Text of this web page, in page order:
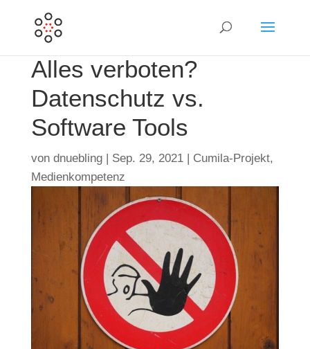
Alles verboten?
Datenschutz vs.
Software Tools
von dnuebling| Sep. 29, 2021| Cumila-Projekt,
Medienkompetenz